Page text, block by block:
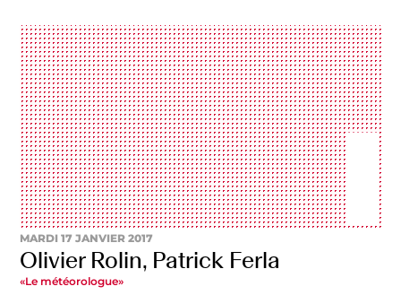
MARDI 17 JANVIER 2017
Olivier Rolin, Patrick Ferla
«Le météorologue»